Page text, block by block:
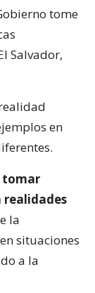
tome
Salvador,
en
tomar
realidades
la
situaciones
a la